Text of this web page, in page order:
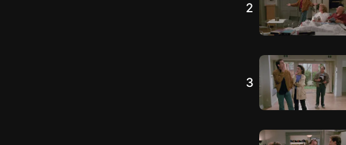
2
3